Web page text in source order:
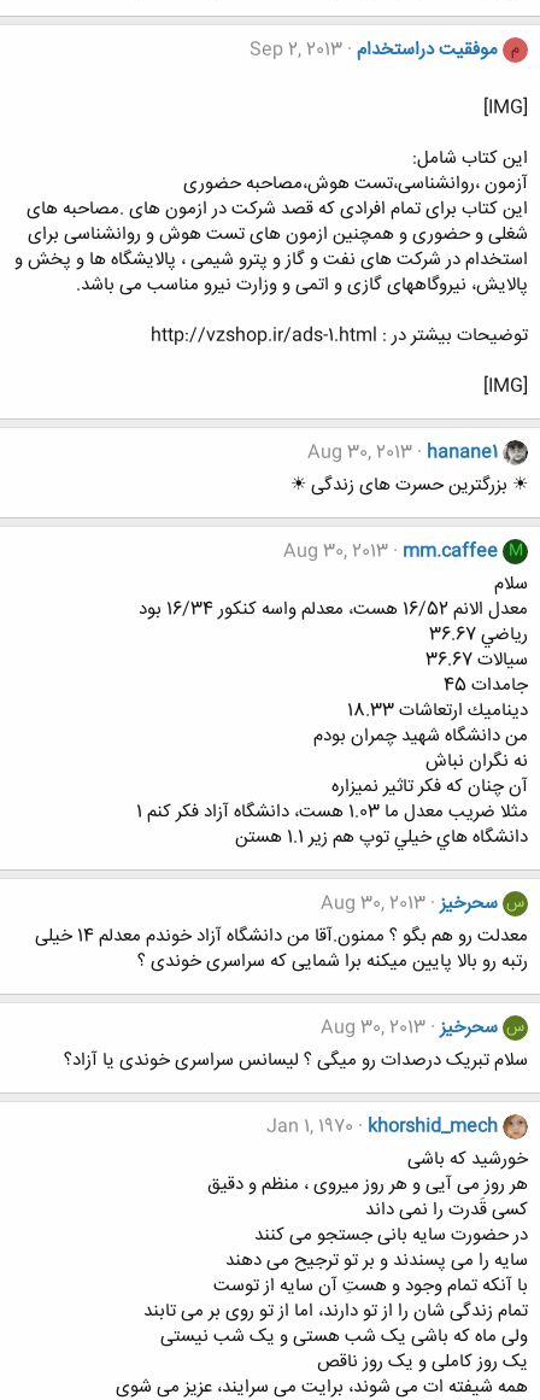
م موفقیت دراستخدام Sep 2, 2013
[IMG]
این کتاب شامل:
آزمون ،روانشناسی،تست هوش،مصاحبه حضوری
این کتاب برای تمام افرادی که قصد شرکت در ازمون های .مصاحبه های
شغلی و حضوری و همچنین ازمون های تست هوش و روانشناسی برای
استخدام در شرکت های نفت و گاز و پترو شیمی ، پالایشگاه ها و پخش و
پالایش، نیروگاههای گازی و اتمی و وزارت نیرو مناسب می باشد.
توضیحات بیشتر در : http://vzshop.ir/ads-1.html
[IMG]
hanane1
Aug 30, 2013
☀ بزرگترین حسرت های زندگی ☀
M
mm.caffee
Aug 30, 2013
سلام
معدل الانم 16/52 هست، معدلم واسه كنكور 16/34 بود
رياضي 36.67
سيالات 36.67
جامدات 45
ديناميك ارتعاشات 18.33
من دانشگاه شهيد چمران بودم
نه نگران نباش
آن چنان كه فكر تاثير نميزاره
مثلا ضريب معدل ما 1.03 هست، دانشگاه آزاد فكر كنم 1
دانشگاه هاي خيلي توپ هم زير 1.1 هستن
س سحرخیز Aug 30, 2013
معدلت رو هم بگو ؟ ممنون.آقا من دانشگاه آزاد خوندم معدلم 14 خیلی
رتبه رو بالا پایین میکنه برا شمایی که سراسری خوندی ؟
س سحرخیز Aug 30, 2013
سلام تبریک درصدات رو میگی ؟ لیسانس سراسری خوندی یا آزاد؟
khorshid_mech
Jan 1, 1970
خورشید که باشی
هر روز می آیی و هر روز میروی ، منظم و دقیق
کسی قَدرت را نمی داند
در حضورت سایه بانی جستجو می کنند
سایه را می پسندند و بر تو ترجیح می دهند
با آنکه تمام وجود و هستِ آن سایه از توست
تمام زندگی شان را از تو دارند، اما از تو روی بر می تابند
ولی ماه که باشی یک شب هستی و یک شب نیستی
یک روز کاملی و یک روز ناقص
همه شیفته ات می شوند، برایت می سرایند، عزیز می شوی